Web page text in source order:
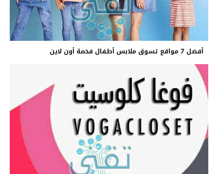
أفضل 7 مواقع تسوق ملابس أطفال فخمة أون لاين